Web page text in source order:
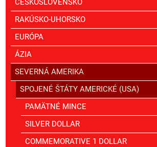
ČESKOSLOVENSKO
RAKÚSKO-UHORSKO
EURÓPA
ÁZIA
SEVERNÁ AMERIKA
SPOJENÉ ŠTÁTY AMERICKÉ (USA)
PAMÄTNÉ MINCE
SILVER DOLLAR
COMMEMORATIVE 1 DOLLAR